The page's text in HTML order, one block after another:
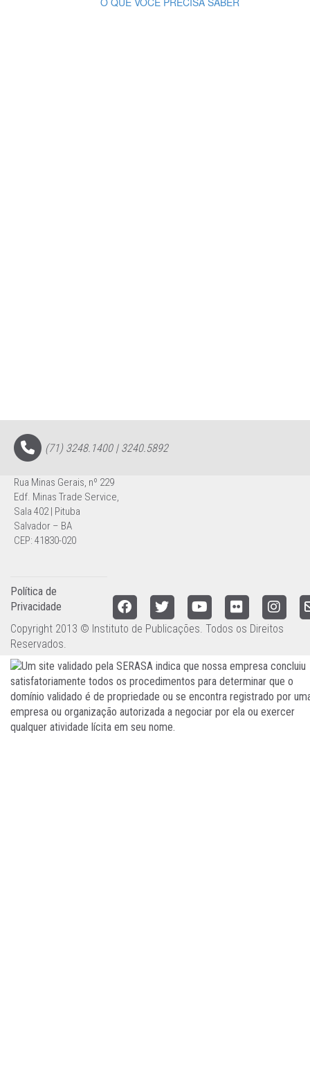
(71) 3248.1400 | 3240.5892
Rua Minas Gerais, nº 229
Edf. Minas Trade Service,
Sala 402 | Pituba
Salvador – BA
CEP: 41830-020
Política de
Privacidade
Copyright 2013 © Instituto de Publicações. Todos os Direitos
Reservados.